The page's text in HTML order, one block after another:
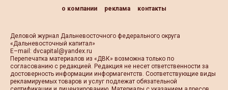
о компании реклама контакты
Деловой журнал Дальневосточного федерального округа
«Дальневосточный капитал»
Е–mail: dvcapital@yandex.ru
Перепечатка материалов из «ДВК» возможна только по
согласованию с редакцией. Редакция не несет ответственности за
достоверность информации информагентств. Соответствующие виды
рекламируемых товаров и услуг подлежат обязательной